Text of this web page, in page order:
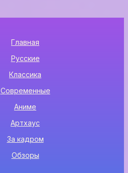
Главная
Русские
Классика
Современные
Аниме
Артхаус
За кадром
Обзоры